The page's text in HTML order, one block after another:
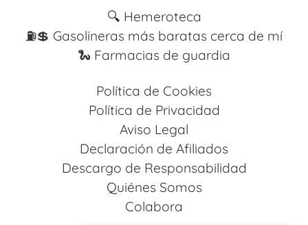
🔍 Hemeroteca
⛽️💲 Gasolineras más baratas cerca de mí
🐍 Farmacias de guardia
Política de Cookies
Política de Privacidad
Aviso Legal
Declaración de Afiliados
Descargo de Responsabilidad
Quiénes Somos
Colabora